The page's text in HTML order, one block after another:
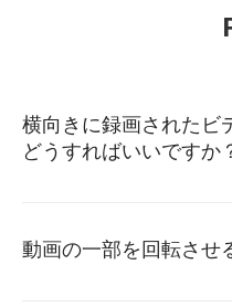
横向きに録画されたビ
どうすればいいですか
動画の一部を回転させ